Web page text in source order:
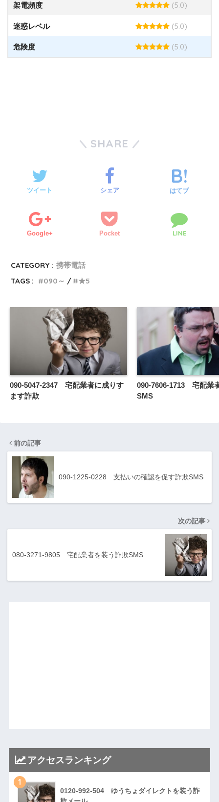
架電頻度 (5.0)
迷惑レベル (5.0)
危険度 (5.0)
SHARE
ツイート シェア はてブ
Google+ Pocket LINE
CATEGORY : 携帯電話
TAGS :
090～ ★5
090-5047-2347 宅配業者に成りす
ます詐欺
090-7606-1713 宅配業
SMS
前の記事
090-1225-0228 支払いの確認を促す詐欺SMS
次の記事
080-3271-9805 宅配業者を装う詐欺SMS
アクセスランキング
1
0120-992-504 ゆうちょダイレクトを装う詐